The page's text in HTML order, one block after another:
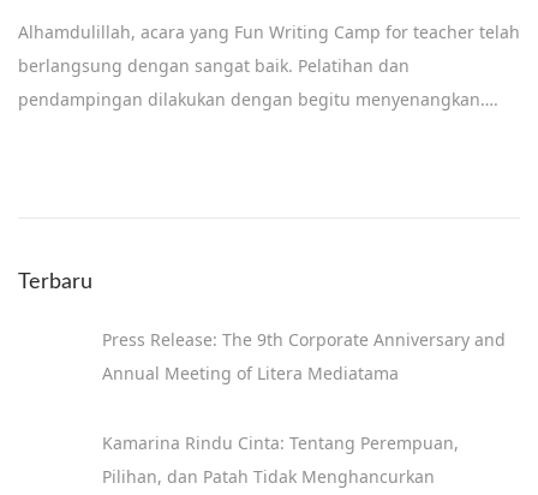
Alhamdulillah, acara yang Fun Writing Camp for teacher telah
berlangsung dengan sangat baik. Pelatihan dan
pendampingan dilakukan dengan begitu menyenangkan….
Terbaru
Press Release: The 9th Corporate Anniversary and
Annual Meeting of Litera Mediatama
Kamarina Rindu Cinta: Tentang Perempuan,
Pilihan, dan Patah Tidak Menghancurkan